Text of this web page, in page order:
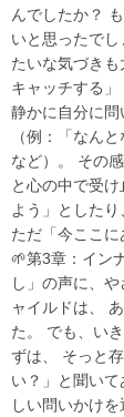
んでしたか？
いと思ったで
たいな気づき
キャッチする
静かに自分に
（例：「なん
など）。 その
と心の中で受
よう」とした
ただ「今ここに
🌱第3章：イン
し」の声に、
ャイルドは、
た。 でも、い
ずは、 そっと
い？」と聞い
しい問いかけ